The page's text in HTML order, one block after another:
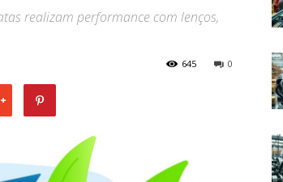
realizam performance com lenços,
0
645